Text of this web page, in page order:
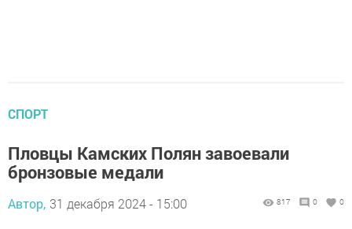
СПОРТ
Пловцы Камских Полян завоевали
бронзовые медали
Автор, 31 декабря 2024 - 15:00 817 0 0